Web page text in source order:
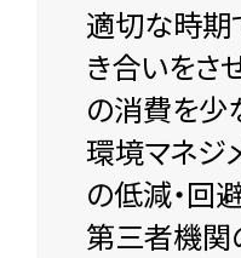
適切な時期
き合いをさ
の消費を少
環境マネジ
の低減・回
第三者機関